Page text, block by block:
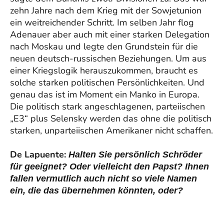
zehn Jahre nach dem Krieg mit der Sowjetunion
ein weitreichender Schritt. Im selben Jahr flog
Adenauer aber auch mit einer starken Delegation
nach Moskau und legte den Grundstein für die
neuen deutsch-russischen Beziehungen. Um aus
einer Kriegslogik herauszukommen, braucht es
solche starken politischen Persönlichkeiten. Und
genau das ist im Moment ein Manko in Europa.
Die politisch stark angeschlagenen, parteiischen
„E3“ plus Selensky werden das ohne die politisch
starken, unparteiischen Amerikaner nicht schaffen.
De Lapuente: Halten Sie persönlich Schröder
für geeignet? Oder vielleicht den Papst? Ihnen
fallen vermutlich auch nicht so viele Namen
ein, die das übernehmen könnten, oder?